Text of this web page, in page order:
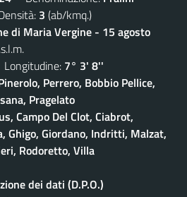
3 (ab/kmq.)
di Maria Vergine - 15 agosto
7° 3' 8''
Perrero, Bobbio Pellice,
Pragelato
Campo Del Clot, Ciabrot,
Ghigo, Giordano, Indritti, Malzat,
Rodoretto, Villa
dei dati (D.P.O.)